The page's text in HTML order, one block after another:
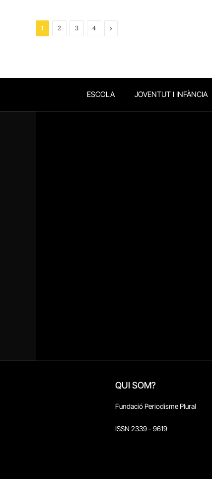
1 2 3 4 Next
ESCOLA JOVENTUT I INFÀNCIA
QUI SOM?
Fundació Periodisme Plural
ISSN 2339 - 9619